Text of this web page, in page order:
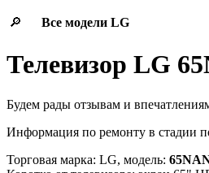
🔎 Все модели LG
Телевизор LG
Будем рады отзывам и
Информация по ремонту в стадии
Торговая марка: LG, модель: